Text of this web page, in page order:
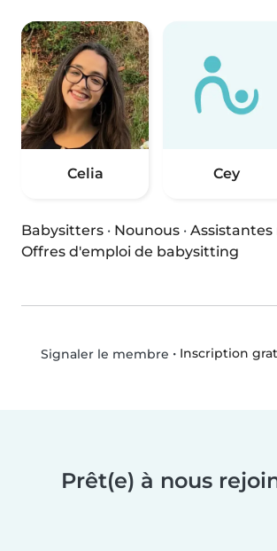
Celia Cey
Babysitters · Nounous ·
Offres d'emploi de babysitting
Signaler le membre • Inscription
Prêt(e) à nous